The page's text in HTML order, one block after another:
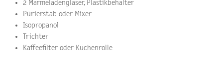
2 Marmeladengläser, Plastikbehälter
Pürierstab oder Mixer
Isopropanol
Trichter
Kaffeefilter oder Küchenrolle